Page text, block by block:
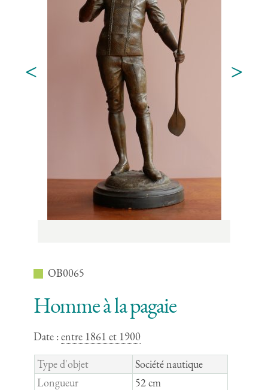
< >
OB0065
Homme à la pagaie
Date : entre 1861 et 1900
Type d'objet
Société nautique
Longueur
52 cm